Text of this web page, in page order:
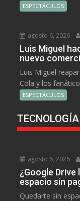
ESPECTÁCULOS
agosto 6, 2026
Luis Miguel
nuevo
Luis Miguel
Cola y los
ESPECTÁCULOS
TECNOLOGÍA
agosto 6, 2026
¿Google
espacio sin
Quedarte sin